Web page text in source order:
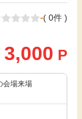
-( 0件 )
3,000 P
会場来場